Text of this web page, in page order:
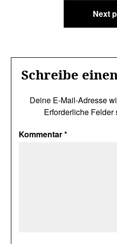
Next
Schreibe
Deine E-Mail-Adresse
Erforderliche Felder
Kommentar*